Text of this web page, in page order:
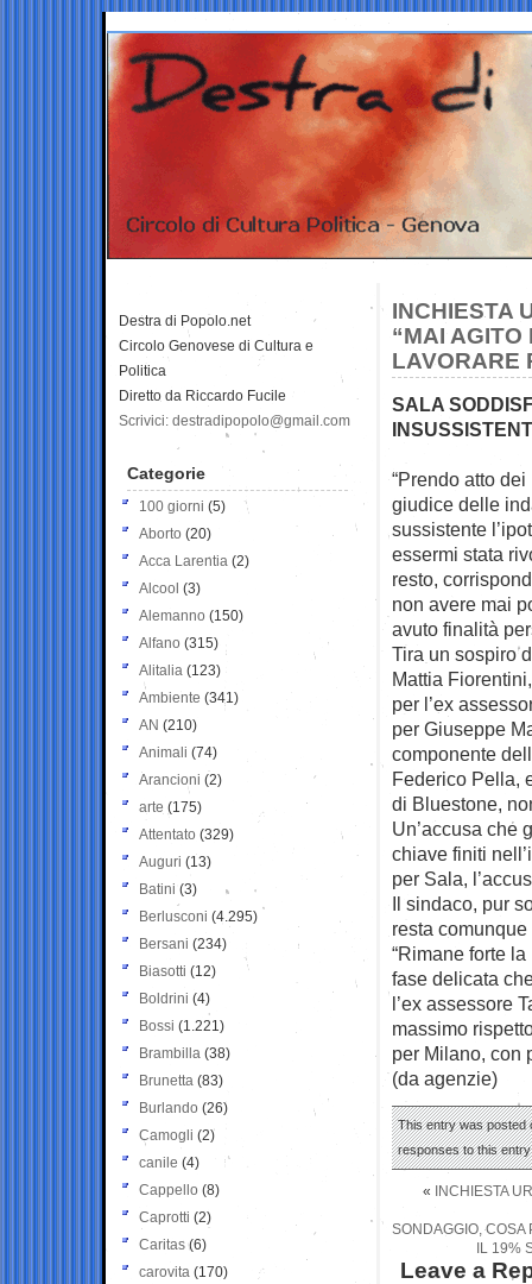
INCHIESTA
“MAI AGITO
LAVORARE
SALA
“Prendo atto
giudice delle
sussistente
essermi stata
resto,
non avere mai
avuto finalità
Tira un sospiro
Mattia
per l’ex
per Giuseppe
componente
Federico Pella,
di Bluestone,
Un’accusa che
chiave finiti
per Sala,
Il sindaco, pur
resta
“Rimane forte
fase delicata
l’ex assessore
massimo
per Milano, con
(da agenzie)
This entry was posted
responses to this
« INCHIESTA
SONDAGGIO, COSA
IL 19%
Leave a
Destra di Popolo.net
Circolo Genovese di Cultura e
Politica
Diretto da Riccardo Fucile
Scrivici: destradipopolo@gmail.com
Categorie
100 giorni (5)
Aborto (20)
Acca Larentia (2)
Alcool (3)
Alemanno (150)
Alfano (315)
Alitalia (123)
Ambiente (341)
AN (210)
Animali (74)
Arancioni (2)
arte (175)
Attentato (329)
Auguri (13)
Batini (3)
Berlusconi (4.295)
Bersani (234)
Biasotti (12)
Boldrini (4)
Bossi (1.221)
Brambilla (38)
Brunetta (83)
Burlando (26)
Camogli (2)
canile (4)
Cappello (8)
Caprotti (2)
Caritas (6)
carovita (170)